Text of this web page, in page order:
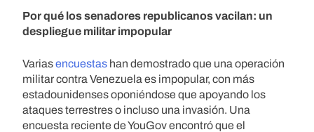
Por qué los senadores republicanos vacilan: un
despliegue militar impopular
Variasencuestas han demostrado que una operación
militar contra Venezuela es impopular, con más
estadounidenses oponiéndose que apoyando los
ataques terrestres o incluso una invasión. Una
encuesta reciente de YouGov encontró que el